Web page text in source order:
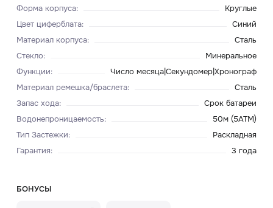
Форма корпуса:
Круглые
Цвет циферблата:
Синий
Материал корпуса:
Сталь
Стекло:
Минеральное
Функции:
Число месяца|Секундомер|Хронограф
Материал ремешка/браслета:
Сталь
Запас хода:
Срок батареи
Водонепроницаемость:
50м (5ATM)
Тип Застежки:
Раскладная
Гарантия: 3 года
БОНУСЫ